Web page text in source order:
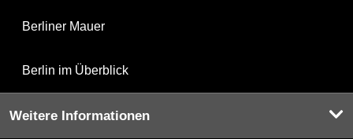
Berliner Mauer
Berlin im Überblick
Weitere Informationen